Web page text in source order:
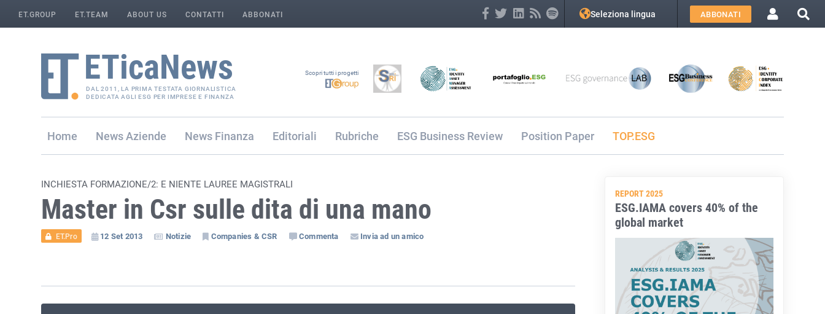
ET.GROUP ET.TEAM ABOUT US CONTATTI ABBONATI Seleziona lingua ABBONATI
DAL 2011, LA PRIMA TESTATA GIORNALISTICA
DEDICATA AGLI ESG PER IMPRESE E FINANZA
Scopri tutti i progetti
Home Aziende Finanza Editoriali Rubriche ESG Business Review Position Paper TOP.ESG
INCHIESTA FORMAZIONE/2: E NIENTE LAUREE MAGISTRALI
Master in Csr sulle dita di una mano
ET.Pro 12 Set 2013 Notizie Companies & CSR Commenta Invia ad un amico
REPORT 2025
ESG.IAMA covers 40% of the
global market